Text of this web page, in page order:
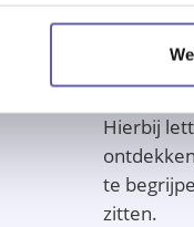
Elke
gesprek
Hierbij
te
zitten.